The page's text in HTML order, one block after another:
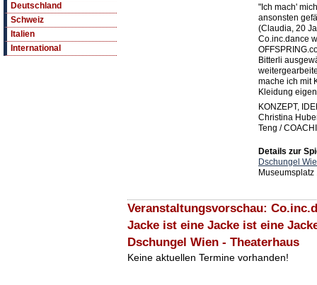
Deutschland
Schweiz
Italien
International
"Ich mach'
ansonsten
(Claudia, 20
Co.inc.dance
Bitterli
mache ich mit
Kleidung
KONZEPT,
Christina
Teng /
Details zur
Dschungel
Museumsplatz
Veranstaltungsvorschau:
Jacke ist eine Jacke ist eine
Dschungel Wien - Theaterhaus
Keine aktuellen Termine vorhanden!